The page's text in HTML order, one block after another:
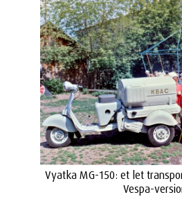
Vyatka MG-150: et let
Vespa-